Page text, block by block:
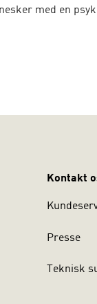
med en
Kontakt
Presse
Teknisk